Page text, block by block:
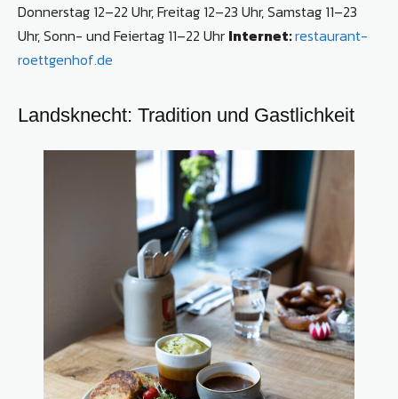
Donnerstag 12–22 Uhr, Freitag 12–23 Uhr, Samstag 11–23
Uhr, Sonn- und Feiertag 11–22 Uhr Internet:restaurant-
roettgenhof.de
Landsknecht: Tradition und Gastlichkeit